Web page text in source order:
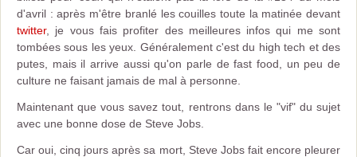
d'avril : après m'être branlé les couilles toute la matinée devant
twitter, je vous fais profiter des meilleures infos qui me sont
tombées sous les yeux. Généralement c'est du high tech et des
putes, mais il arrive aussi qu'on parle de fast food, un peu de
culture ne faisant jamais de mal à personne.
Maintenant que vous savez tout, rentrons dans le "vif" du sujet
avec une bonne dose de Steve Jobs.
Car oui, cinq jours après sa mort, Steve Jobs fait encore pleurer